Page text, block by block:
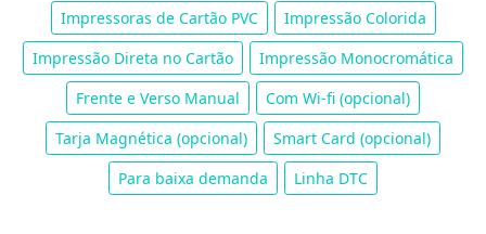
Impressoras de Cartão PVC
Impressão Colorida
Impressão Direta no Cartão
Impressão Monocromática
Frente e Verso Manual
Com Wi-fi (opcional)
Tarja Magnética (opcional)
Smart Card (opcional)
Para baixa demanda
Linha DTC